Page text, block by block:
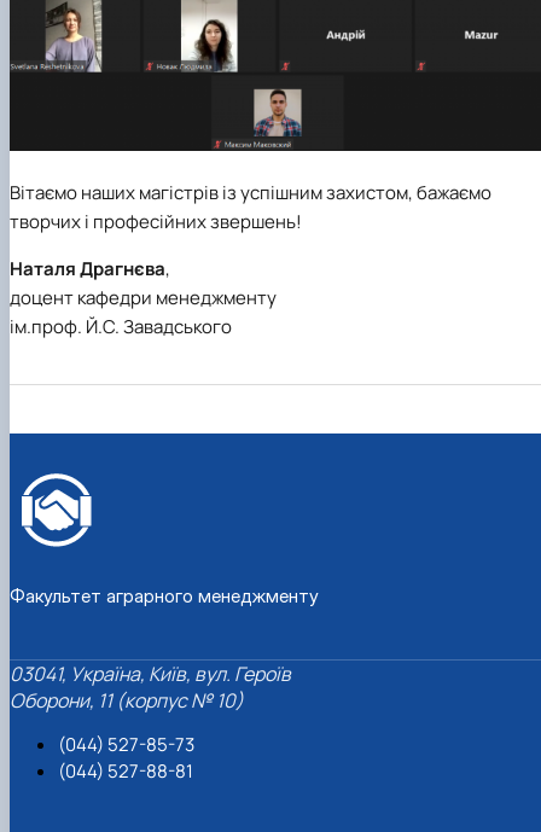
Вітаємо наших магістрів із успішним захистом, бажаємо
творчих і професійних звершень!
Наталя Драгнєва,
доцент кафедри менеджменту
ім.проф. Й.С. Завадського
Факультет аграрного менеджменту
03041, Україна, Київ, вул. Героїв
Оборони, 11 (корпус № 10)
(044) 527-85-73
(044) 527-88-81